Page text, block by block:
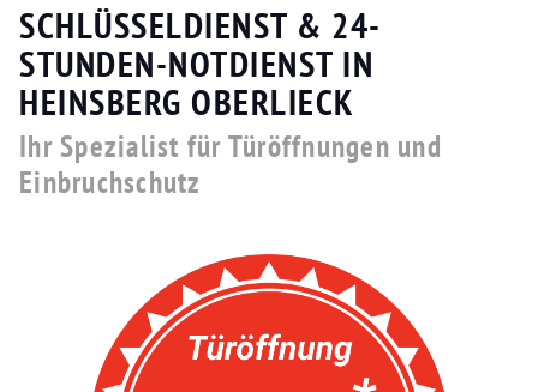
SCHLÜSSELDIENST & 24-
STUNDEN-NOTDIENST IN
HEINSBERG OBERLIECK
Ihr Spezialist für Türöffnungen und
Einbruchschutz